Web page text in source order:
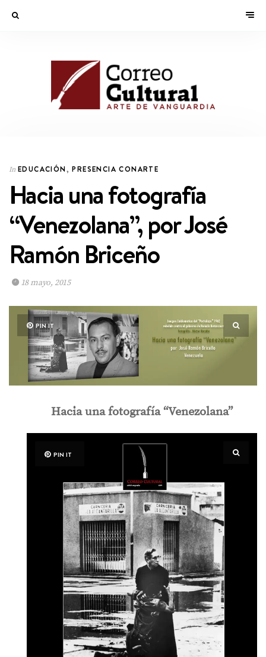
In EDUCACIÓN,PRESENCIA CONARTE
Hacia una fotografía
“Venezolana”, por José
Ramón Briceño
18 mayo, 2015
PIN IT
Hacia una fotografía “Venezolana”
PIN IT